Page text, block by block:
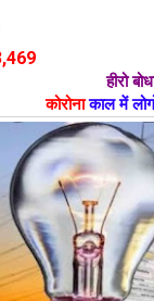
हीरो
कोरोनाकाल में